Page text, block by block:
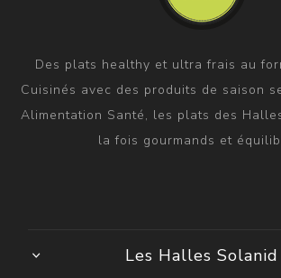
Des plats healthy et ultra frais au
Cuisinés avec des produits de saison
Alimentation Santé, les plats des
la fois gourmands et
Les Halles Solanid